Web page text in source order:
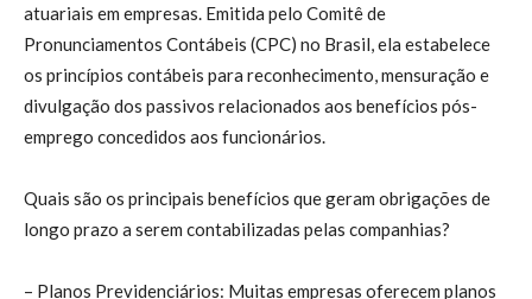
atuariais em empresas. Emitida pelo Comitê de
Pronunciamentos Contábeis (CPC) no Brasil, ela estabelece
os princípios contábeis para reconhecimento, mensuração e
divulgação dos passivos relacionados aos benefícios pós-
emprego concedidos aos funcionários.
Quais são os principais benefícios que geram obrigações de
longo prazo a serem contabilizadas pelas companhias?
– Planos Previdenciários: Muitas empresas oferecem planos